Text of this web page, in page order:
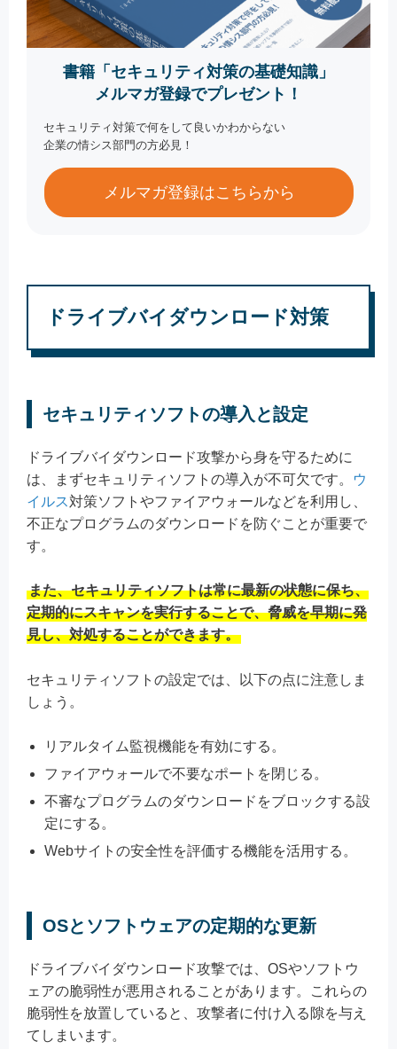
書籍「セキュリティ対策の基礎知識」
メルマガ登録でプレゼント！
セキュリティ対策で何をして良いかわからない
企業の情シス部門の方必見！
メルマガ登録はこちらから
ドライブバイダウンロード対策
セキュリティソフトの導入と設定
ドライブバイダウンロード攻撃から身を守るために
は、まずセキュリティソフトの導入が不可欠です。
ウ
イルス対策ソフトやファイアウォールなどを利用し、
不正なプログラムのダウンロードを防ぐことが重要で
す。
また、セキュリティソフトは常に最新の状態に保ち、
定期的にスキャンを実行することで、脅威を早期に発
見し、対処することができます。
セキュリティソフトの設定では、以下の点に注意しま
しょう。
リアルタイム監視機能を有効にする。
ファイアウォールで不要なポートを閉じる。
不審なプログラムのダウンロードをブロックする設
定にする。
Webサイトの安全性を評価する機能を活用する。
OSとソフトウェアの定期的な更新
ドライブバイダウンロード攻撃では、OSやソフトウ
ェアの脆弱性が悪用されることがあります。これらの
脆弱性を放置していると、攻撃者に付け入る隙を与え
てしまいます。